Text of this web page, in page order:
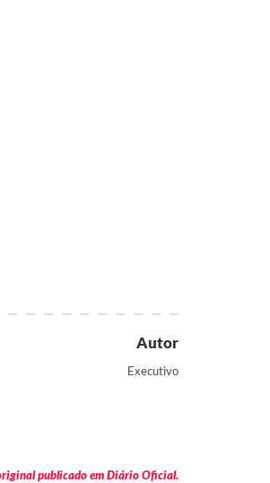
Autor
Executivo
publicado em Diário Oficial.